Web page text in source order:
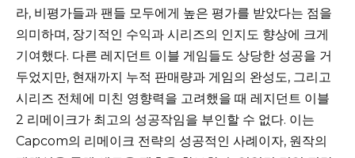
라, 비평가들과 팬들 모두에게 높은 평가를 받았다는 점을
의미하며, 장기적인 수익과 시리즈의 인지도 향상에 크게
기여했다. 다른 레지던트 이블 게임들도 상당한 성공을 거
두었지만, 현재까지 누적 판매량과 게임의 완성도, 그리고
시리즈 전체에 미친 영향력을 고려했을 때 레지던트 이블
2 리메이크가 최고의 성공작임을 부인할 수 없다. 이는
Capcom의 리메이크 전략의 성공적인 사례이자, 원작의